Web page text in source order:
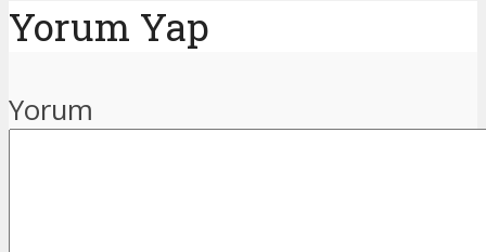
Yorum Yap
Yorum